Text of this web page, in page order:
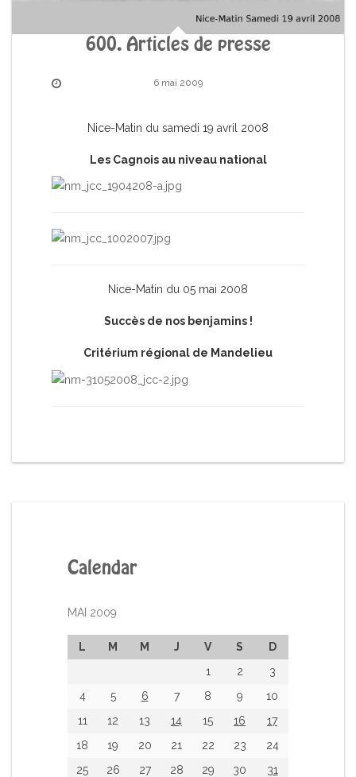
600. Articles de presse
6 mai 2009
Nice-Matin du samedi 19 avril 2008
Les Cagnois au niveau national
Nice-Matin du 05 mai 2008
Succès de nos benjamins !
Critérium régional de Mandelieu
Calendar
MAI 2009
L M M J V S
D
1
2
3
4
5 6 7 8 9
10
11
12 13 14 15 16
17
18
19 20 21 22 23
24
25
26 27 28 29 30
31